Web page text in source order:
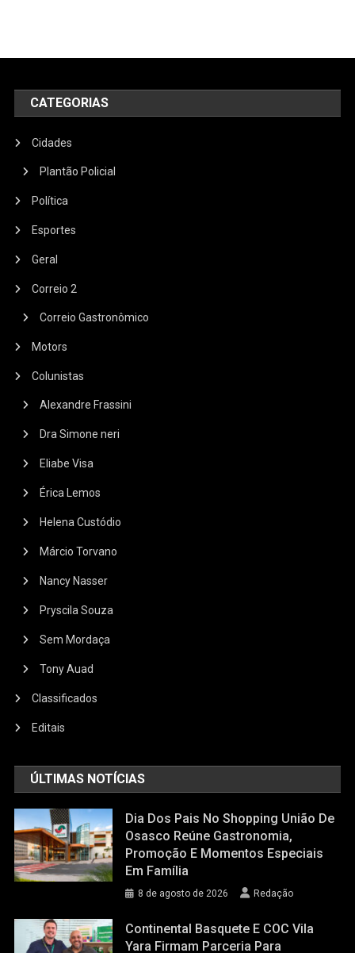
CATEGORIAS
Cidades
Plantão Policial
Política
Esportes
Geral
Correio 2
Correio Gastronômico
Motors
Colunistas
Alexandre Frassini
Dra Simone neri
Eliabe Visa
Érica Lemos
Helena Custódio
Márcio Torvano
Nancy Nasser
Pryscila Souza
Sem Mordaça
Tony Auad
Classificados
Editais
ÚLTIMAS NOTÍCIAS
Dia Dos Pais No Shopping União De
Osasco Reúne Gastronomia,
Promoção E Momentos Especiais
Em Família
8 de agosto de 2026 Redação
Continental Basquete E COC Vila
Yara Firmam Parceria Para